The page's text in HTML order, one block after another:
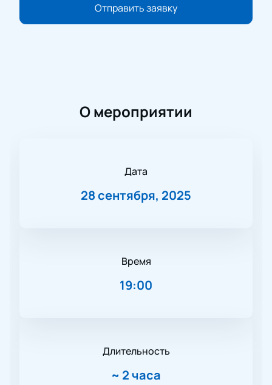
Отправить заявку
О мероприятии
Дата
28 сентября, 2025
Время
19:00
Длительность
~ 2 часа